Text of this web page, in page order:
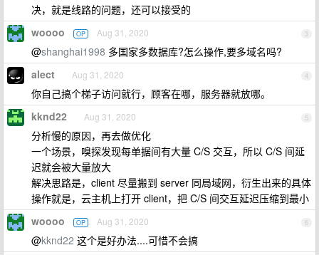
决，就是线路的问题，还可以接受的
3
woooo OP Aug 31, 2020
@shanghai1998 多国家多数据库?怎么操作,要多域名吗?
4
alect Aug 31, 2020
你自己搞个梯子访问就行，顾客在哪，服务器就放哪。
5
kknd22 Aug 31, 2020
分析慢的原因，再去做优化
一个场景，嗅探发现每单据间有大量 C/S 交互，所以 C/S 间延
迟就会被大量放大
解决思路是，client 尽量搬到 server 同局域网，衍生出来的具体
操作就是，云主机上打开 client，把 C/S 间交互延迟压缩到最小
6
woooo OP Aug 31, 2020
@kknd22 这个是好办法....可惜不会搞